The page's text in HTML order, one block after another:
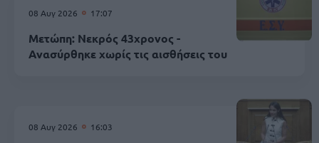
08 Αυγ 2026 17:07
Μετώπη: Νεκρός 43χρονος -
Ανασύρθηκε χωρίς τις αισθήσεις του
08 Αυγ 2026 16:03